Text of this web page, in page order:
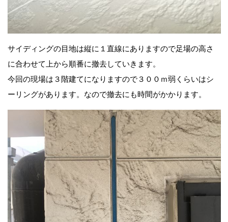
サイディングの目地は縦に１直線にありますので足場の高さ
に合わせて上から順番に撤去していきます。
今回の現場は３階建てになりますので３００ｍ弱くらいはシ
ーリングがあります。なので撤去にも時間がかかります。